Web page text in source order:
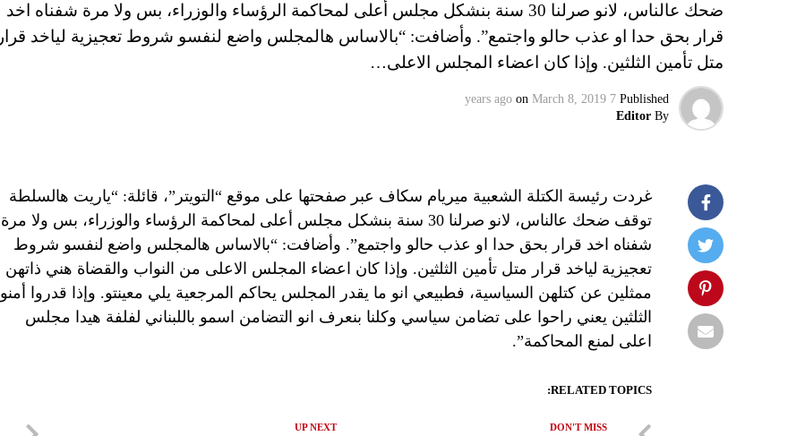
ضحك عالناس، لانو صرلنا 30 سنة بنشكل مجلس أعلى لمحاكمة الرؤساء والوزراء، بس ولا مرة شفناه اخد
قرار بحق حدا او عذب حالو واجتمع”. وأضافت: “بالاساس هالمجلس واضع لنفسو شروط تعجيزية لياخد قرار
متل تأمين الثلثين. وإذا كان اعضاء المجلس الاعلى…
Published
7 years ago
on March 8, 2019
By
Editor
غردت رئيسة الكتلة الشعبية ميريام سكاف عبر صفحتها على موقع “التويتر”، قائلة: “ياريت هالسلطة
توقف ضحك عالناس، لانو صرلنا 30 سنة بنشكل مجلس أعلى لمحاكمة الرؤساء والوزراء، بس ولا مرة
شفناه اخد قرار بحق حدا او عذب حالو واجتمع”. وأضافت: “بالاساس هالمجلس واضع لنفسو شروط
تعجيزية لياخد قرار متل تأمين الثلثين. وإذا كان اعضاء المجلس الاعلى من النواب والقضاة هني ذاتهن
ممثلين عن كتلهن السياسية، فطبيعي انو ما يقدر المجلس يحاكم المرجعية يلي معينتو. وإذا قدروا أمنو
الثلثين يعني راحوا على تضامن سياسي وكلنا بنعرف انو التضامن اسمو باللبناني لفلفة هيدا مجلس
اعلى لمنع المحاكمة”.
RELATED TOPICS:
UP NEXT DON'T MISS